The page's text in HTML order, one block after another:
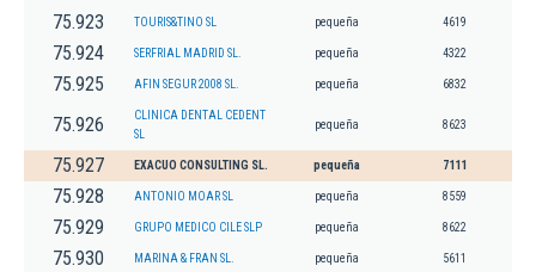
75.923 TOURIS&TINO SL pequeña 4619
75.924 SERFRIAL MADRID SL. pequeña 4322
75.925 AFIN SEGUR 2008 SL. pequeña 6832
75.926
CLINICA DENTAL CEDENT
SL
pequeña 8623
75.927 EXACUO CONSULTING SL. pequeña 7111
75.928 ANTONIO MOAR SL pequeña 8559
75.929 GRUPO MEDICO CILE SLP pequeña 8622
75.930 MARINA & FRAN SL. pequeña 5611